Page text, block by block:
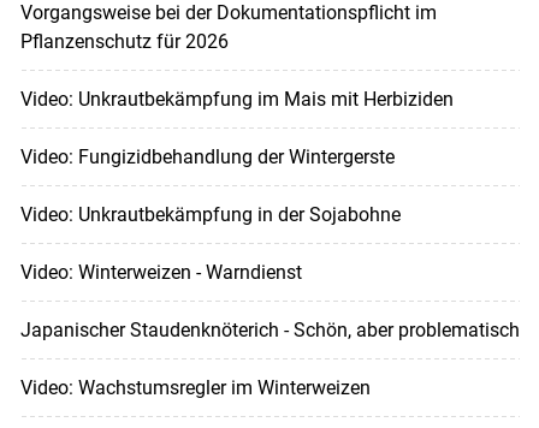
Vorgangsweise bei der Dokumentationspflicht im
Pflanzenschutz für 2026
Video: Unkrautbekämpfung im Mais mit Herbiziden
Video: Fungizidbehandlung der Wintergerste
Video: Unkrautbekämpfung in der Sojabohne
Video: Winterweizen - Warndienst
Japanischer Staudenknöterich - Schön, aber problematisch
Video: Wachstumsregler im Winterweizen